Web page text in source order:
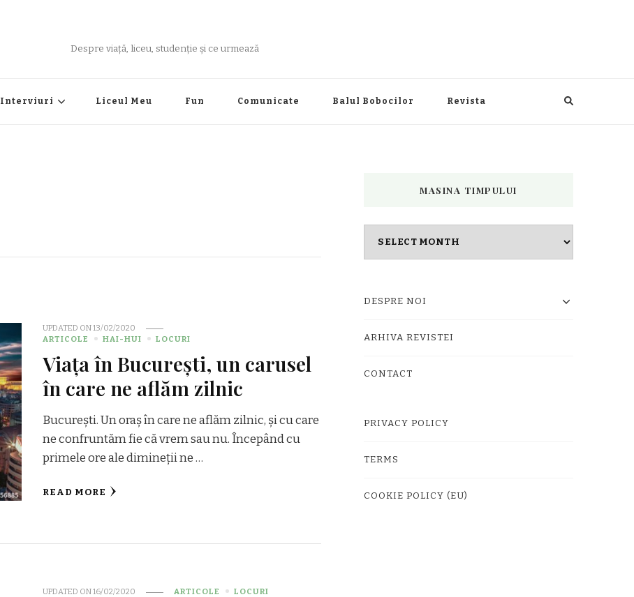
Despre viață, liceu, studenție și ce urmează
Interviuri Liceul Meu Fun Comunicate Balul Bobocilor Revista
UPDATED ON13/02/2020
ARTICOLE
HAI-HUI LOCURI
Viața în București, un carusel
în care ne aflăm zilnic
București. Un oraș în care ne aflăm zilnic, și cu care
ne confruntăm fie că vrem sau nu. Începând cu
primele ore ale dimineții ne …
READ MORE
UPDATED ON16/02/2020 ARTICOLE LOCURI
MASINA TIMPULUI
DESPRE NOI
ARHIVA REVISTEI
CONTACT
PRIVACY POLICY
TERMS
COOKIE POLICY (EU)